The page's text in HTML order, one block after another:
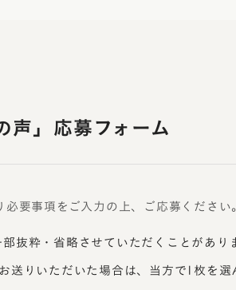
声」応募フォーム
必要事項をご入力の上、ご応募くださ
抜粋・省略させていただくことがあり
送りいただいた場合は、当方で1枚を選